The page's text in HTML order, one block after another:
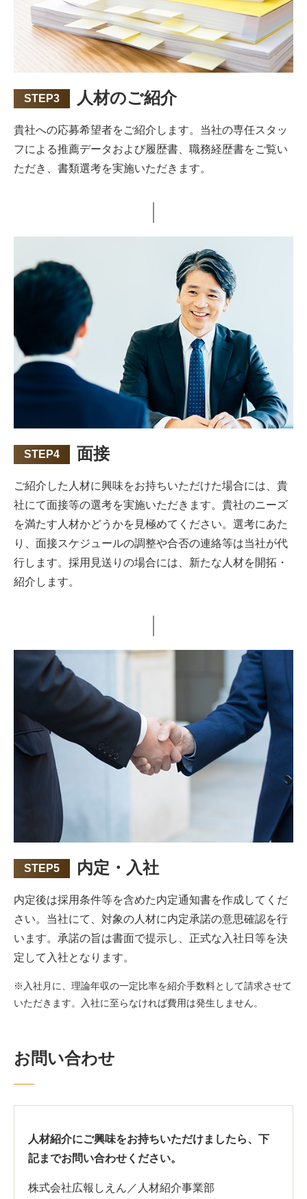
STEP3 人材のご紹介
貴社への応募希望者をご紹介します。当社の専任スタッ
フによる推薦データおよび履歴書、職務経歴書をご覧い
ただき、書類選考を実施いただきます。
STEP4 面接
ご紹介した人材に興味をお持ちいただけた場合には、貴
社にて面接等の選考を実施いただきます。貴社のニーズ
を満たす人材かどうかを見極めてください。選考にあた
り、面接スケジュールの調整や合否の連絡等は当社が代
行します。採用見送りの場合には、新たな人材を開拓・
紹介します。
STEP5 内定・入社
内定後は採用条件等を含めた内定通知書を作成してくだ
さい。当社にて、対象の人材に内定承諾の意思確認を行
います。承諾の旨は書面で提示し、正式な入社日等を決
定して入社となります。
※入社月に、理論年収の一定比率を紹介手数料として請求させて
いただきます。入社に至らなければ費用は発生しません。
お問い合わせ
人材紹介にご興味をお持ちいただけましたら、下
記までお問い合わせください。
株式会社広報しえん／人材紹介事業部